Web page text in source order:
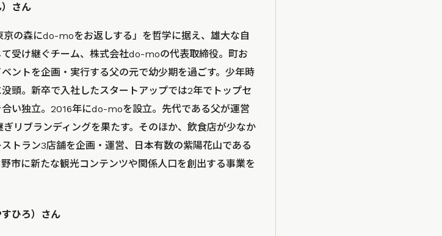
さん
の森にdo-moをお返しする」を哲学に据え、雄大な自
受け継ぐチーム、株式会社do-moの代表取締役。町お
ントを企画・実行する父の元で幼少期を過ごす。少年時
頭。新卒で入社したスタートアップでは2年でトップセ
い独立。2016年にdo-moを設立。先代である父が運営
リブランディングを果たす。そのほか、飲食店が少なか
トラン3店舗を企画・運営、日本有数の紫陽花山である
市に新たな観光コンテンツや関係人口を創出する事業を
ひろ）さん